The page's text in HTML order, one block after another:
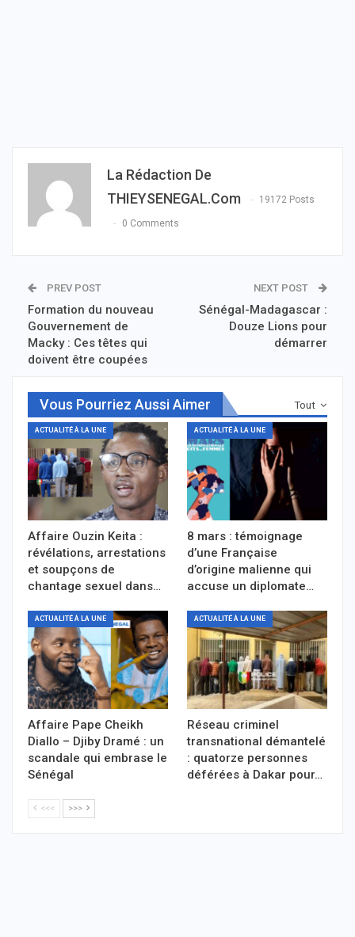
La Rédaction De
THIEYSENEGAL.com
19172 Posts
0 Comments
PREV POST
Formation du nouveau
Gouvernement de
Macky : Ces têtes qui
doivent être coupées
NEXT POST
Sénégal-Madagascar :
Douze Lions pour
démarrer
Tout
Vous Pourriez Aussi Aimer
ACTUALITÉ À LA UNE
Affaire Ouzin Keita :
révélations, arrestations
et soupçons de
chantage sexuel dans…
ACTUALITÉ À LA UNE
8 mars : témoignage
d’une Française
d’origine malienne qui
accuse un diplomate…
ACTUALITÉ À LA UNE
Affaire Pape Cheikh
Diallo – Djiby Dramé : un
scandale qui embrase le
Sénégal
ACTUALITÉ À LA UNE
Réseau criminel
transnational démantelé
: quatorze personnes
déférées à Dakar pour…
<<< >>>